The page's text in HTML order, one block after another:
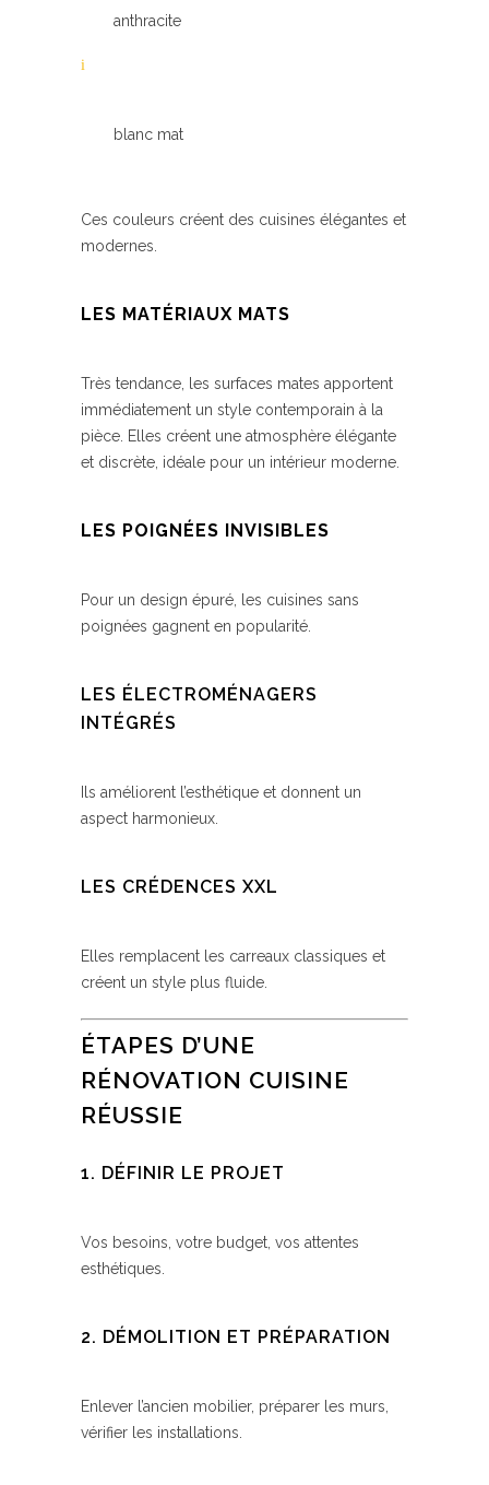
anthracite
blanc mat
Ces couleurs créent des cuisines élégantes et
modernes.
LES MATÉRIAUX MATS
Très tendance, les surfaces mates apportent
immédiatement un style contemporain à la
pièce. Elles créent une atmosphère élégante
et discrète, idéale pour un intérieur moderne.
LES POIGNÉES INVISIBLES
Pour un design épuré, les cuisines sans
poignées gagnent en popularité.
LES ÉLECTROMÉNAGERS
INTÉGRÉS
Ils améliorent l’esthétique et donnent un
aspect harmonieux.
LES CRÉDENCES XXL
Elles remplacent les carreaux classiques et
créent un style plus fluide.
ÉTAPES D’UNE
RÉNOVATION CUISINE
RÉUSSIE
1. DÉFINIR LE PROJET
Vos besoins, votre budget, vos attentes
esthétiques.
2. DÉMOLITION ET PRÉPARATION
Enlever l’ancien mobilier, préparer les murs,
vérifier les installations.